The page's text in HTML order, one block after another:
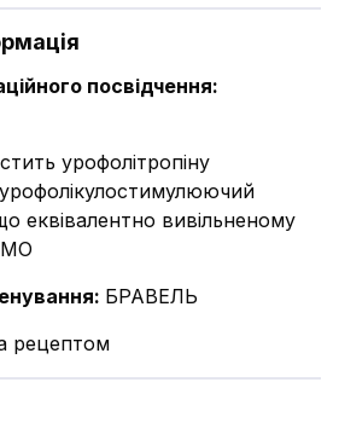
посвідчення:
урофолітропіну
еквівалентно вивільненому
МО
: БРАВЕЛЬ
рецептом